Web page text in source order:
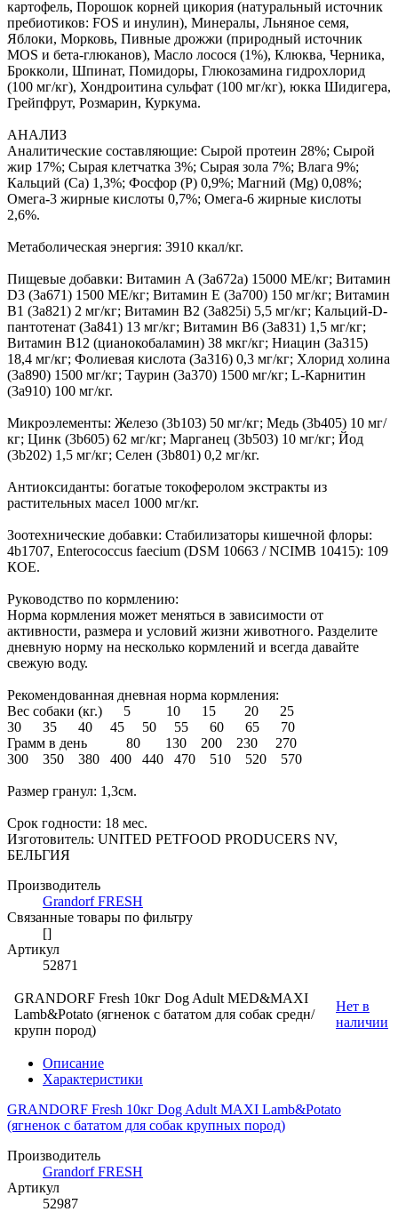
картофель, Порошок корней цикория (натуральный источник
пребиотиков: FOS и инулин), Минералы, Льняное семя,
Яблоки, Морковь, Пивные дрожжи (природный источник
MOS и бета-глюканов), Масло лосося (1%), Клюква, Черника,
Брокколи, Шпинат, Помидоры, Глюкозамина гидрохлорид
(100 мг/кг), Хондроитина сульфат (100 мг/кг), юкка Шидигера,
Грейпфрут, Розмарин, Куркума.
АНАЛИЗ
Аналитические составляющие: Сырой протеин 28%; Сырой
жир 17%; Сырая клетчатка 3%; Сырая зола 7%; Влага 9%;
Кальций (Са) 1,3%; Фосфор (P) 0,9%; Магний (Mg) 0,08%;
Омега-3 жирные кислоты 0,7%; Омега-6 жирные кислоты
2,6%.
Метаболическая энергия: 3910 ккал/кг.
Пищевые добавки: Витамин A (3a672a) 15000 МЕ/кг; Витамин
D3 (3а671) 1500 МЕ/кг; Витамин Е (3а700) 150 мг/кг; Витамин
B1 (3a821) 2 мг/кг; Витамин B2 (3a825i) 5,5 мг/кг; Кальций-D-
пантотенат (3a841) 13 мг/кг; Витамин B6 (3a831) 1,5 мг/кг;
Витамин B12 (цианокобаламин) 38 мкг/кг; Ниацин (3a315)
18,4 мг/кг; Фолиевая кислота (3a316) 0,3 мг/кг; Хлорид холина
(3a890) 1500 мг/кг; Таурин (3a370) 1500 мг/кг; L-Карнитин
(3a910) 100 мг/кг.
Микроэлементы: Железо (3b103) 50 мг/кг; Медь (3b405) 10 мг/
кг; Цинк (3b605) 62 мг/кг; Марганец (3b503) 10 мг/кг; Йод
(3b202) 1,5 мг/кг; Селен (3b801) 0,2 мг/кг.
Антиоксиданты: богатые токоферолом экстракты из
растительных масел 1000 мг/кг.
Зоотехнические добавки: Стабилизаторы кишечной флоры:
4b1707, Enterococcus faecium (DSM 10663 / NCIMB 10415): 109
КОЕ.
Руководство по кормлению:
Норма кормления может меняться в зависимости от
активности, размера и условий жизни животного. Разделите
дневную норму на несколько кормлений и всегда давайте
свежую воду.
Рекомендованная дневная норма кормления:
Вес собаки (кг.) 5 10 15 20 25
30 35 40 45 50 55 60 65 70
Грамм в день 80 130 200 230 270
300 350 380 400 440 470 510 520 570
Размер гранул: 1,3см.
Срок годности: 18 мес.
Изготовитель: UNITED PETFOOD PRODUCERS NV,
БЕЛЬГИЯ
Производитель
Grandorf FRESH
Связанные товары по фильтру
[]
Артикул
52871
GRANDORF Fresh 10кг Dog Adult MED&MAXI
Lamb&Potato (ягненок с бататом для собак средн/
крупн пород)
Нет в
наличии
Описание
Характеристики
GRANDORF Fresh 10кг Dog Adult MAXI Lamb&Potato
(ягненок с бататом для собак крупных пород)
Производитель
Grandorf FRESH
Артикул
52987